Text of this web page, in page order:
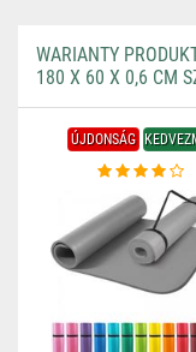
WARIANTY
180 X 60 X 0,6 CM
ÚJDONSÁG